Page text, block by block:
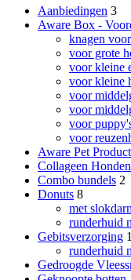
Aanbiedingen 3
Aware Box -
knagen
voor grote
voor kleine
voor kleine
voor
voor
voor
voor
Aware Pet
Collageen
Combo bundels 2
Donuts 8
met
runderhuid
Gebitsverzorging
runderhuid
Gedroogde